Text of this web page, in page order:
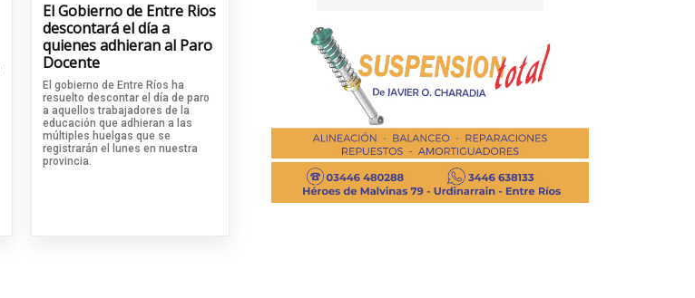
El Gobierno de Entre Rios
descontará el día a
quienes adhieran al Paro
Docente
El gobierno de Entre Ríos ha
resuelto descontar el día de paro
a aquellos trabajadores de la
educación que adhieran a las
múltiples huelgas que se
registrarán el lunes en nuestra
provincia.